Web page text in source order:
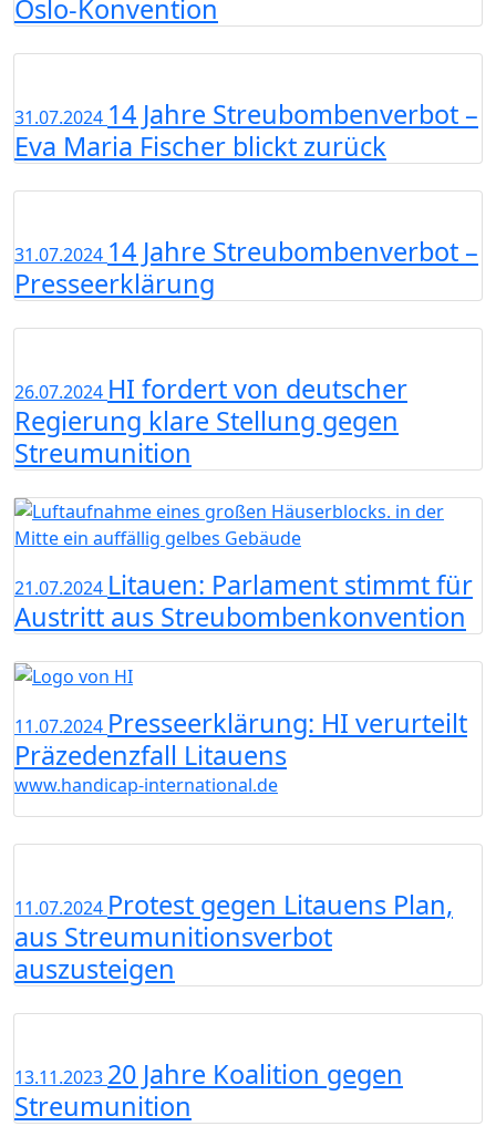
Oslo-Konvention
31.07.2024 14 Jahre Streubombenverbot –
Eva Maria Fischer blickt zurück
31.07.2024 14 Jahre Streubombenverbot –
Presseerklärung
26.07.2024 HI fordert von deutscher
Regierung klare Stellung gegen
Streumunition
21.07.2024 Litauen: Parlament stimmt für
Austritt aus Streubombenkonvention
11.07.2024 Presseerklärung: HI verurteilt
Präzedenzfall Litauens
www.handicap-international.de
11.07.2024 Protest gegen Litauens Plan,
aus Streumunitionsverbot
auszusteigen
13.11.2023 20 Jahre Koalition gegen
Streumunition